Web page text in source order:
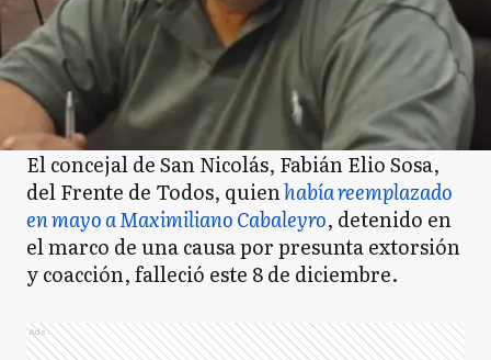
El concejal de San Nicolás, Fabián Elio Sosa,
del Frente de Todos, quienhabía reemplazado
en mayo a Maximiliano Cabaleyro, detenido en
el marco de una causa por presunta extorsión
y coacción, falleció este 8 de diciembre.
Ads